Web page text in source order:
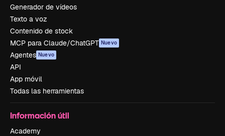
Generador de vídeos
Texto a voz
Contenido de stock
MCP para Claude/ChatGPT Nuevo
Agentes Nuevo
API
App móvil
Todas las herramientas
Información útil
Academy